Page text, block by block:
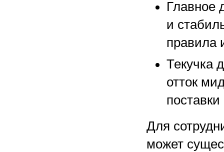
Главное
и
правила
Текучка
отток
поставки
Для
может